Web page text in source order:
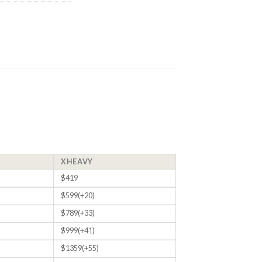
XHEAVY
$419
$599(+20)
$789(+33)
$999(+41)
$1359(+55)